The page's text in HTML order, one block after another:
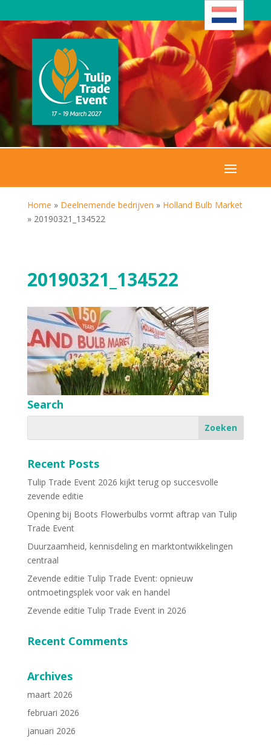
Home » Deelnemende bedrijven » Holland Bulb Market
» 20190321_134522
20190321_134522
Search
Recent Posts
Tulip Trade Event 2026 kijkt terug op succesvolle
zevende editie
Opening bij Boots Flowerbulbs vormt aftrap van Tulip
Trade Event
Duurzaamheid, kennisdeling en marktontwikkelingen
centraal
Zevende editie Tulip Trade Event: opnieuw
ontmoetingsplek voor vak en handel
Zevende editie Tulip Trade Event in 2026
Recent Comments
Archives
maart 2026
februari 2026
januari 2026